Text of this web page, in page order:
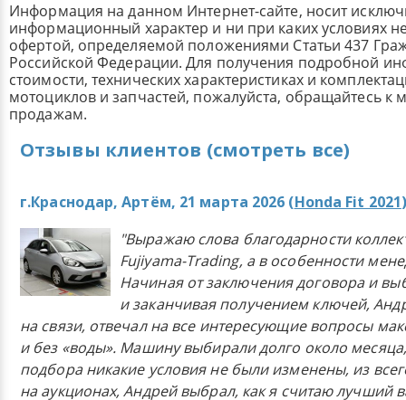
Информация на данном Интернет-сайте, носит
информационный характер и ни при каких условиях
офертой, определяемой положениями Статьи 437
Российской Федерации. Для получения подробной
стоимости, технических характеристиках и
мотоциклов и запчастей, пожалуйста, обращайтесь к
продажам.
Отзывы клиентов (смотреть все)
г.Краснодар, Артём, 21 марта 2026 (Honda Fit 2021
"Выражаю слова благодарности
Fujiyama-Trading, а в особенности
Начиная от заключения договора и
и заканчивая получением ключей,
на связи, отвечал на все интересующие вопросы
и без «воды». Машину выбирали долго около
подбора никакие условия не были изменены, из
на аукционах, Андрей выбрал, как я считаю лучший